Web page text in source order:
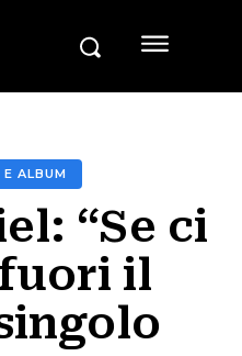
ALBUM
“Se ci
il